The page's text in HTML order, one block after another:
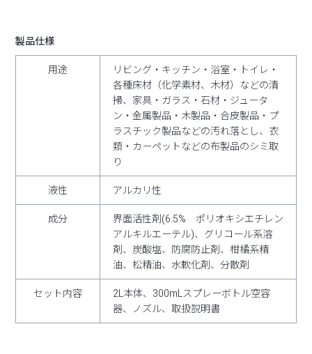
製品仕様
用途
リビング・キッチン・浴室・トイレ・
各種床材（化学素材、木材）などの清
掃、家具・ガラス・石材・ジュータ
ン・金属製品・木製品・合皮製品・プ
ラスチック製品などの汚れ落とし、衣
類・カーペットなどの布製品のシミ取
り
液性
アルカリ性
成分
界面活性剤(6.5% ポリオキシエチレン
アルキルエーテル)、グリコール系溶
剤、炭酸塩、防腐防止剤、柑橘系精
油、松精油、水軟化剤、分散剤
セット内容
2L本体、300mLスプレーボトル空容
器、ノズル、取扱説明書